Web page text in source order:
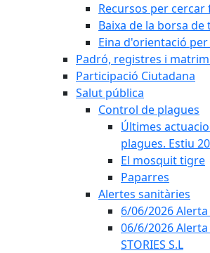
Recursos per cercar
Baixa de la borsa de
Eina d'orientació per
Padró, registres i
Participació Ciutadana
Salut pública
Control de plagues
Últimes
plagues. Estiu
El mosquit tigre
Paparres
Alertes sanitàries
6/06/2026 Alerta
06/6/2026 Alerta
STORIES S.L